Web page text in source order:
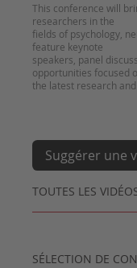
This conference will
researchers in the
fields of psychology,
feature keynote
speakers, panel
opportunities focused
the latest research
TOUTES LES
Suggérer une
SÉLECTION DE